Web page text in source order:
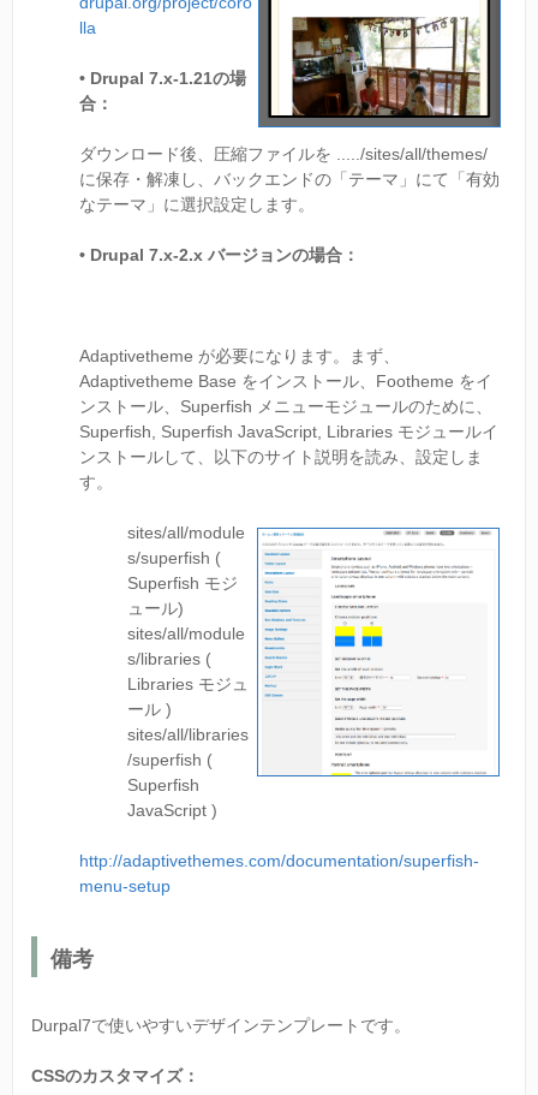
lla
• Drupal 7.x-1.21の場
合：
ダウンロード後、圧縮ファイルを ...../sites/all/themes/
に保存・解凍し、バックエンドの「テーマ」にて「有効
なテーマ」に選択設定します。
• Drupal 7.x-2.x バージョンの場合：
Adaptivetheme が必要になります。まず、
Adaptivetheme Base をインストール、Footheme をイ
ンストール、Superfish メニューモジュールのために、
Superfish, Superfish JavaScript, Libraries モジュールイ
ンストールして、以下のサイト説明を読み、設定しま
す。
sites/all/module
s/superfish (
Superfish モジ
ュール)
sites/all/module
s/libraries (
Libraries モジュ
ール )
sites/all/libraries
/superfish (
Superfish
JavaScript )
http://adaptivethemes.com/documentation/superfish-
menu-setup
備考
Durpal7で使いやすいデザインテンプレートです。
CSSのカスタマイズ：